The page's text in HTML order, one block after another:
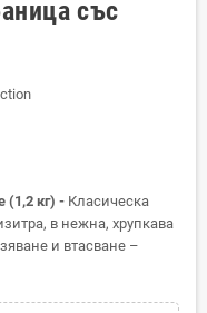
със
(1,2 кг) - Класическа
в нежна, хрупкава
и втасване –